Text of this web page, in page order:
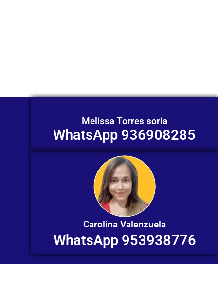
Melissa Torres soria
WhatsApp 936908285
Carolina Valenzuela
WhatsApp 953938776